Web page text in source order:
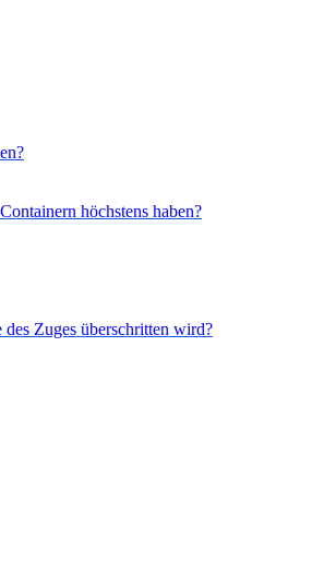
höchstens haben?
Zuges überschritten wird?